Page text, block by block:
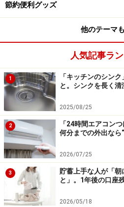
節約便利グッズ
他のテーマ
人気記事ラ
1
「キッチンのシン
と。シンクを長く清
2025/08/25
2
「24時間エアコン
何分までの外出なら
2026/07/25
3
貯蓄上手な人が「朝
と」。1年後の口座
2026/05/18